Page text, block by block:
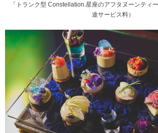
「トランク型 Constellation.星座のアフタヌーンティ
途サービス料）